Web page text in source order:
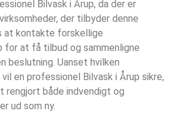
Bilvask i Årup, da der er
der tilbyder denne
at kontakte forskellige
for at få tilbud og sammenligne
beslutning. Uanset hvilken
en professionel Bilvask i Årup sikre,
rengjort både indvendigt og
ud som ny.